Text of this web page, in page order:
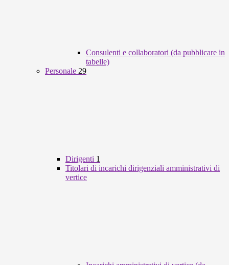
Consulenti e collaboratori (da pubblicare in
tabelle)
Personale 29
Dirigenti 1
Titolari di incarichi dirigenziali amministrativi di
vertice